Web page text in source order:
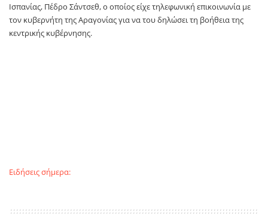
Ισπανίας, Πέδρο Σάντσεθ, ο οποίος είχε τηλεφωνική επικοινωνία με
τον κυβερνήτη της Αραγονίας για να του δηλώσει τη βοήθεια της
κεντρικής κυβέρνησης.
Ειδήσεις σήμερα: